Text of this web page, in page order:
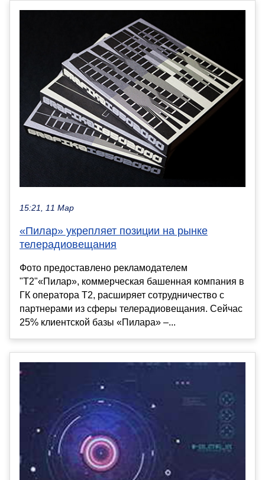
15:21, 11 Мар
«Пилар» укрепляет позиции на рынке
телерадиовещания
Фото предоставлено рекламодателем
"Т2"«Пилар», коммерческая башенная компания в
ГК оператора Т2, расширяет сотрудничество с
партнерами из сферы телерадиовещания. Сейчас
25% клиентской базы «Пилара» –...